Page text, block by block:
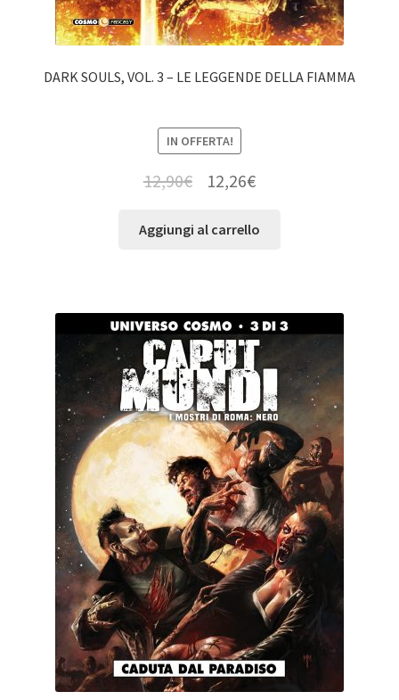
DARK SOULS, VOL. 3 – LE LEGGENDE DELLA FIAMMA
IN OFFERTA!
12,90€ 12,26€
Aggiungi al carrello